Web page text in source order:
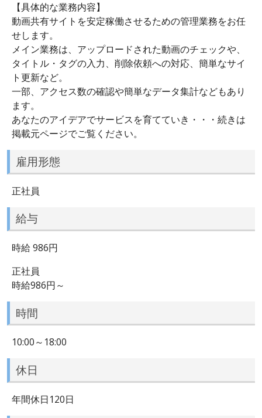
【具体的な業務内容】
動画共有サイトを安定稼働させるための管理業務をお任
せします。
メイン業務は、アップロードされた動画のチェックや、
タイトル・タグの入力、削除依頼への対応、簡単なサイ
ト更新など。
一部、アクセス数の確認や簡単なデータ集計などもあり
ます。
あなたのアイデアでサービスを育てていき・・・続きは
掲載元ページでご覧ください。
雇用形態
正社員
給与
時給 986円
正社員
時給986円～
時間
10:00～18:00
休日
年間休日120日